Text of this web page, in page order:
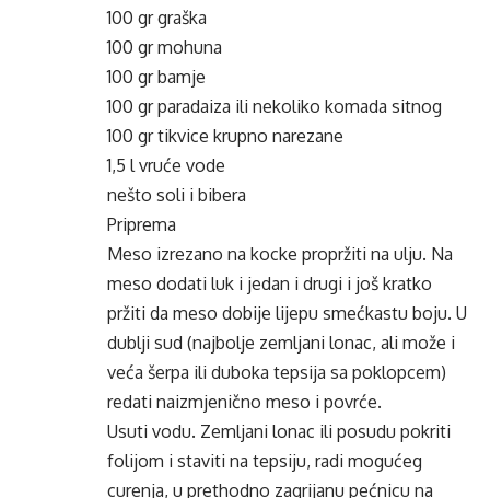
100 gr graška
100 grmohuna
100 grbamje
100 grparadaiza ili nekoliko komada sitnog
100 gr tikvice krupno narezane
1,5 l vruće vode
nešto soli i bibera
Priprema
Meso izrezano na kocke propržiti na ulju. Na
meso dodati luk i jedan i drugi i još kratko
pržiti da meso dobije lijepu smećkastu boju. U
dublji sud (najbolje zemljani lonac, ali može i
veća šerpa ili duboka tepsija sa poklopcem)
redati naizmjenično meso i povrće.
Usuti vodu. Zemljani lonac ili posudu pokriti
folijom i staviti na tepsiju, radi mogućeg
curenja, u prethodno zagrijanu pećnicu na